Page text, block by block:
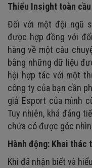
Thiếu Insight toàn cầu
Đối với một đội ngũ
được hợp đồng với
hàng về một câu
bằng những dữ liệu
hội hợp tác với một
công ty của bạn cần
giả Esport của mình
Tuy nhiên, khá đáng
chứa có được góc
Hành động: Khai thác
Khi đã nhận biết và